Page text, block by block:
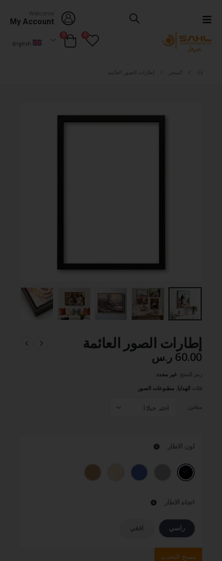
Welcome
My Account
0
0
English
المتجر إطارات الصور العائمة
إطارات الصور العائمة
60.00 ر.س
رمز المنتج: غير محدد
فئات الهدايا, مطبوعات الصور
مقاس
لون الاطار
اتجاه الاطار
راسي افقي
مسح التحديد